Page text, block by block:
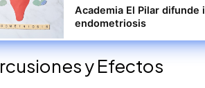
Academia El Pilar
endometriosis
y Efectos